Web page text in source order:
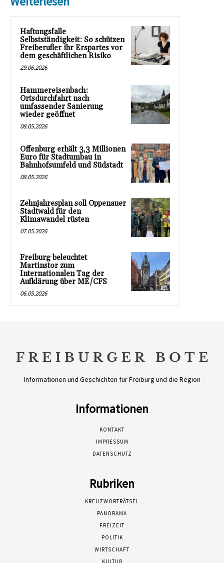
Haftungsfalle
Selbstständigkeit: So schützen
Freiberufler ihr Erspartes vor
dem geschäftlichen Risiko
29.06.2026
Hammereisenbach:
Ortsdurchfahrt nach
umfassender Sanierung
wieder geöffnet
08.05.2026
Offenburg erhält 3,3 Millionen
Euro für Stadtumbau in
Bahnhofsumfeld und Südstadt
08.05.2026
Zehnjahresplan soll Oppenauer
Stadtwald für den
Klimawandel rüsten
07.05.2026
Freiburg beleuchtet
Martinstor zum
Internationalen Tag der
Aufklärung über ME/CFS
06.05.2026
Informationen und Geschichten für Freiburg und die Region
Informationen
KONTAKT
IMPRESSUM
DATENSCHUTZ
Rubriken
KREUZWORTRÄTSEL
PANORAMA
FREIZEIT
POLITIK
WIRTSCHAFT